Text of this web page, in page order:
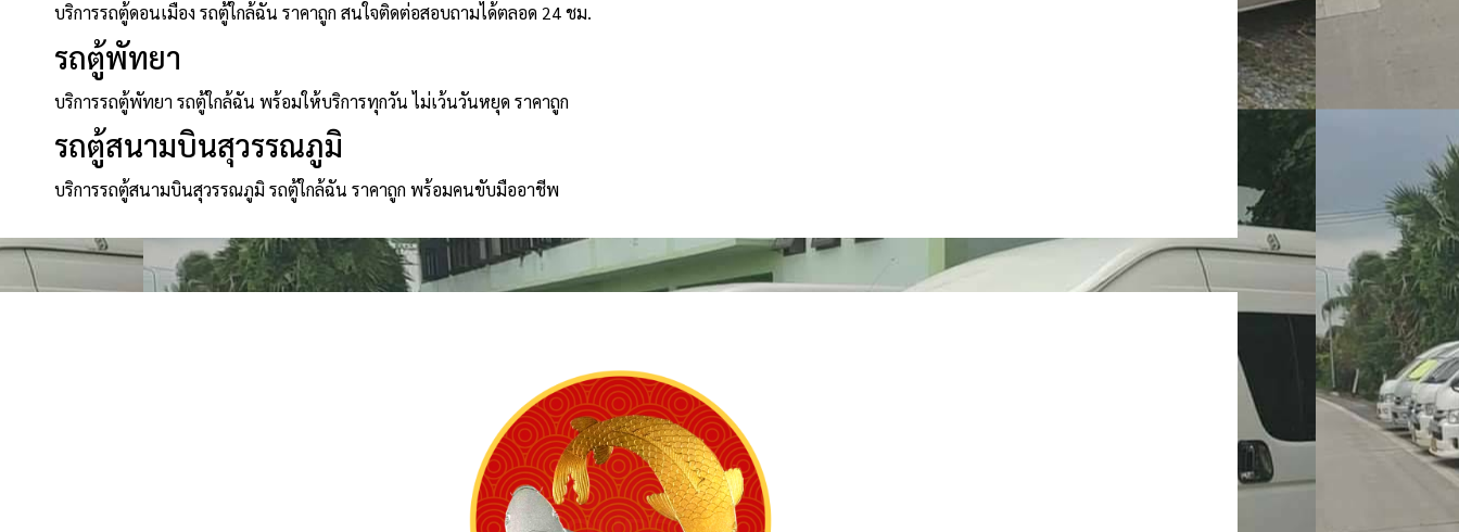
บริการรถตู้ดอนเมือง รถตู้ใกล้ฉัน ราคาถูก สนใจติดต่อสอบถามได้ตลอด 24 ชม.
รถตู้พัทยา
บริการรถตู้พัทยา รถตู้ใกล้ฉัน พร้อมให้บริการทุกวัน ไม่เว้นวันหยุด ราคาถูก
รถตู้สนามบินสุวรรณภูมิ
บริการรถตู้สนามบินสุวรรณภูมิ รถตู้ใกล้ฉัน ราคาถูก พร้อมคนขับมืออาชีพ